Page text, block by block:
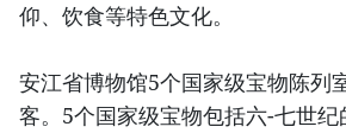
仰、饮食等特色文化。
安江省博物馆5个国家级宝物陈列
客。5个国家级宝物包括六-七世